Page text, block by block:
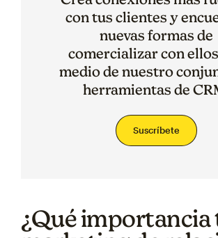
con tus clientes y
nuevas formas de
comercializar con
medio de nuestro
herramientas de
Suscríbete
¿Qué importancia